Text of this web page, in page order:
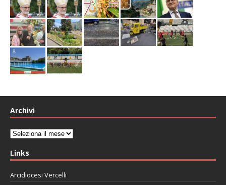
Archivi
Archivi
Links
Arcidiocesi Vercelli